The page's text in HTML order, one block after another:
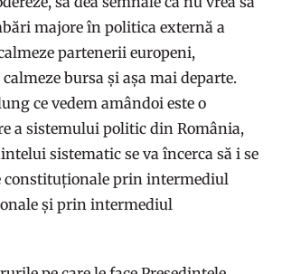
majore în politica externă a
partenerii europeni,
bursa și așa mai departe.
ce vedem amândoi este o
a sistemului politic din România,
sistematic se va încerca să i se
prin intermediul
și prin intermediul